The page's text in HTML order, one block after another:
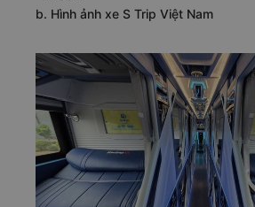
b. Hình ảnh xe S Trip Việt Nam